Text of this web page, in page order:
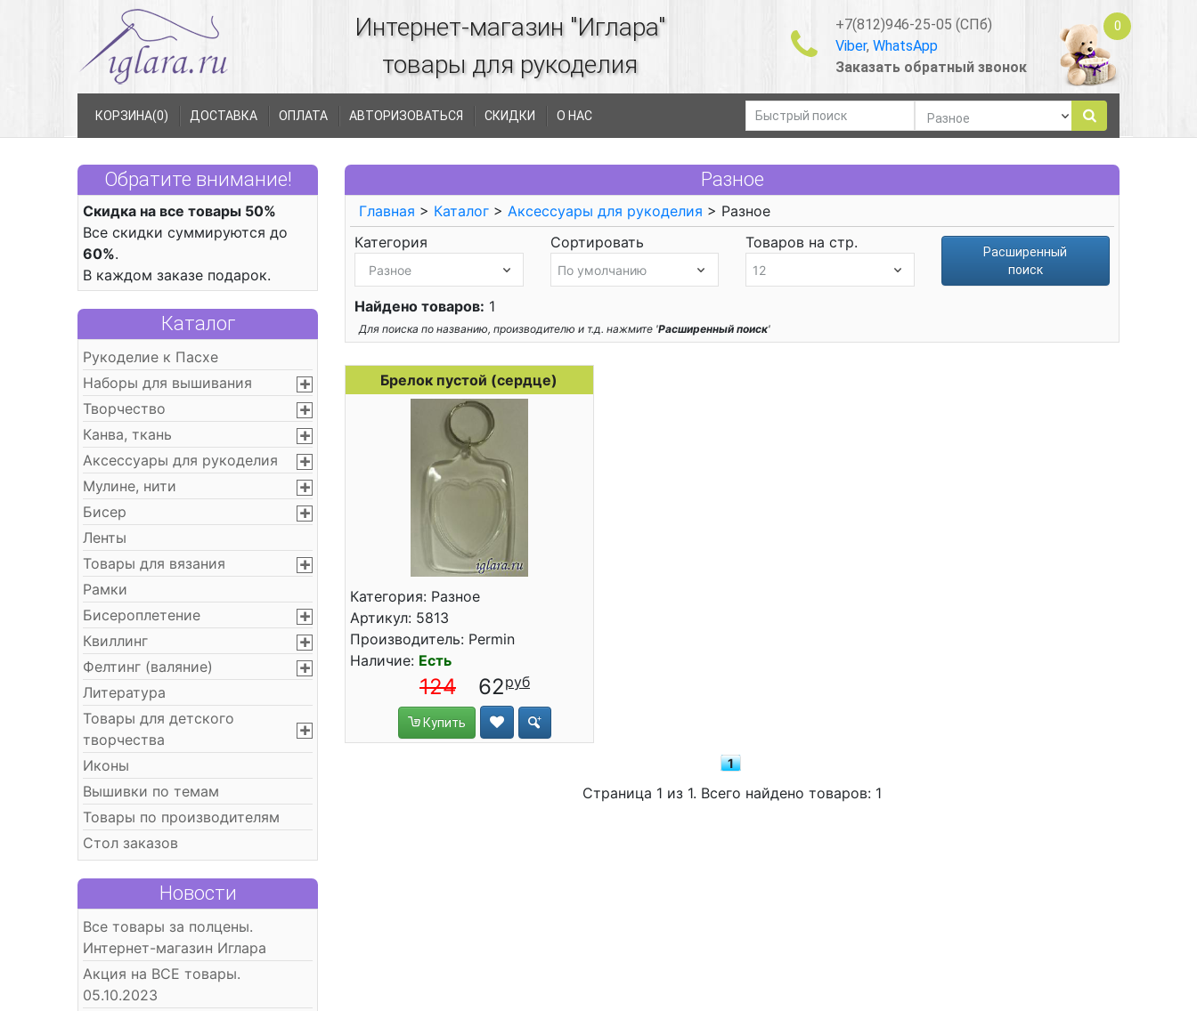
Интернет-магазин "Иглара"
товары для рукоделия
+7(812)946-25-05 (СПб)
Viber, WhatsApp
Заказать обратный звонок
0
КОРЗИНА(0) ДОСТАВКА ОПЛАТА АВТОРИЗОВАТЬСЯ СКИДКИ О НАС
Обратите внимание!
Скидка на все товары 50%
Все скидки суммируются до
60%.
В каждом заказе подарок.
Каталог
Рукоделие к Пасхе
Наборы для вышивания
Творчество
Канва, ткань
Аксессуары для рукоделия
Мулине, нити
Бисер
Ленты
Товары для вязания
Рамки
Бисероплетение
Квиллинг
Фелтинг (валяние)
Литература
Товары для детского
творчества
Иконы
Вышивки по темам
Товары по производителям
Стол заказов
Новости
Все товары за полцены.
Интернет-магазин Иглара
Акция на ВСЕ товары.
05.10.2023
Разное
Главная > Каталог > Аксессуары для рукоделия > Разное
Категория
Сортировать Товаров на стр.
Расширенный
поиск
Найдено товаров: 1
Для поиска по названию, производителю и т.д. нажмите 'Расширенный поиск'
Брелок пустой (сердце)
Категория: Разное
Артикул: 5813
Производитель: Permin
Наличие: Есть
124 62
Купить
1
Страница 1 из 1. Всего найдено товаров: 1